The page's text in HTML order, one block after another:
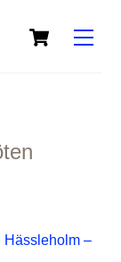
Cart
Hässleholm –